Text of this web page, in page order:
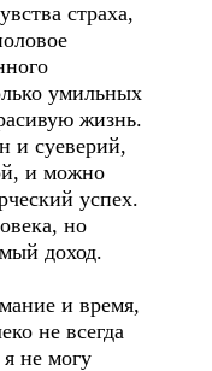
страха,
умильных
жизнь.
и суеверий,
и можно
успех.
но
доход.
и время,
не всегда
не могу